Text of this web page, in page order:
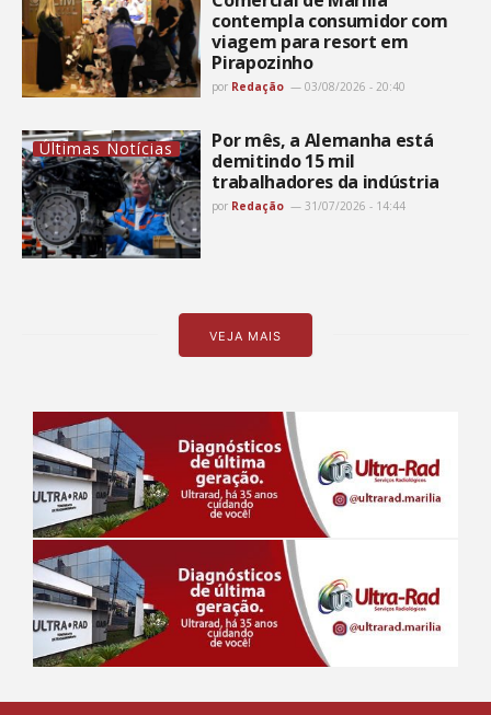
contempla consumidor com
viagem para resort em
Pirapozinho
por Redação 03/08/2026 - 20:40
Últimas Notícias
Por mês, a Alemanha está
demitindo 15 mil
trabalhadores da indústria
por Redação 31/07/2026 - 14:44
VEJA MAIS